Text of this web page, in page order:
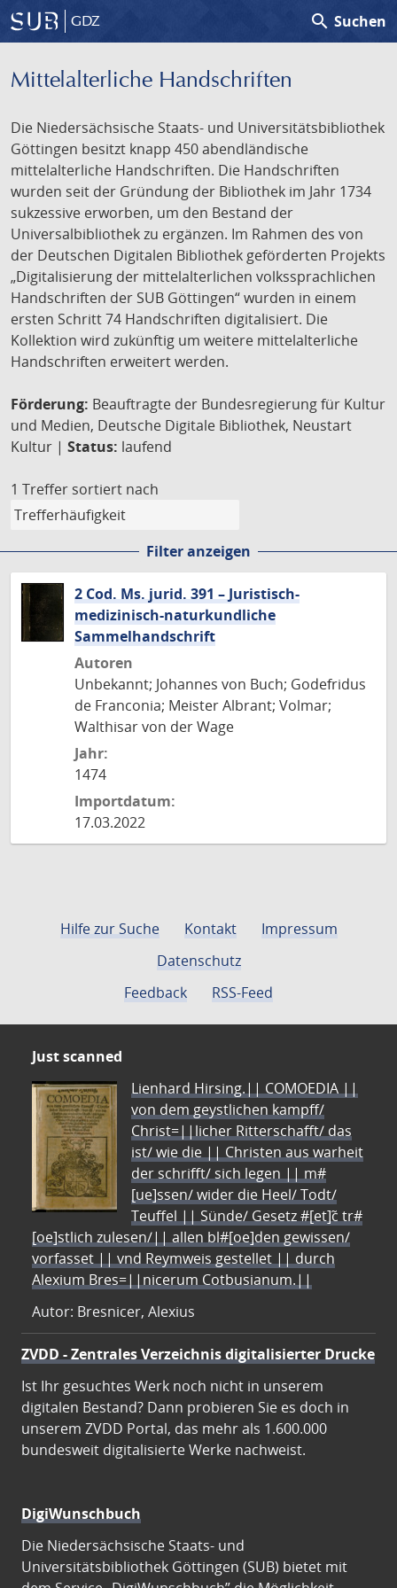
GDZ search Suchen
Mittelalterliche Handschriften
Die Niedersächsische Staats- und Universitätsbibliothek
Göttingen besitzt knapp 450 abendländische
mittelalterliche Handschriften. Die Handschriften
wurden seit der Gründung der Bibliothek im Jahr 1734
sukzessive erworben, um den Bestand der
Universalbibliothek zu ergänzen. Im Rahmen des von
der Deutschen Digitalen Bibliothek geförderten Projekts
„Digitalisierung der mittelalterlichen volkssprachlichen
Handschriften der SUB Göttingen“ wurden in einem
ersten Schritt 74 Handschriften digitalisiert. Die
Kollektion wird zukünftig um weitere mittelalterliche
Handschriften erweitert werden.
Förderung: Beauftragte der Bundesregierung für Kultur
und Medien, Deutsche Digitale Bibliothek, Neustart
Kultur | Status: laufend
1 Treffer sortiert nach
Filter anzeigen
2 Cod. Ms. jurid. 391 – Juristisch-
medizinisch-naturkundliche
Sammelhandschrift
Autoren
Unbekannt; Johannes von Buch; Godefridus
de Franconia; Meister Albrant; Volmar;
Walthisar von der Wage
Jahr:
1474
Importdatum:
17.03.2022
Hilfe zur Suche Kontakt
Impressum
Datenschutz
Feedback
RSS-Feed
Just scanned
Lienhard Hirsing.|| COMOEDIA ||
von dem geystlichen kampff/
Christ=||licher Ritterschafft/ das
ist/ wie die || Christen aus warheit
der schrifft/ sich legen || m#
[ue]ssen/ wider die Heel/ Todt/
Teuffel || Sünde/ Gesetz #[et]c̃ tr#
[oe]stlich zulesen/|| allen bl#[oe]den gewissen/
vorfasset || vnd Reymweis gestellet || durch
Alexium Bres=||nicerum Cotbusianum.||
Autor: Bresnicer, Alexius
ZVDD - Zentrales Verzeichnis digitalisierter Drucke
Ist Ihr gesuchtes Werk noch nicht in unserem
digitalen Bestand? Dann probieren Sie es doch in
unserem ZVDD Portal, das mehr als 1.600.000
bundesweit digitalisierte Werke nachweist.
DigiWunschbuch
Die Niedersächsische Staats- und
Universitätsbibliothek Göttingen (SUB) bietet mit